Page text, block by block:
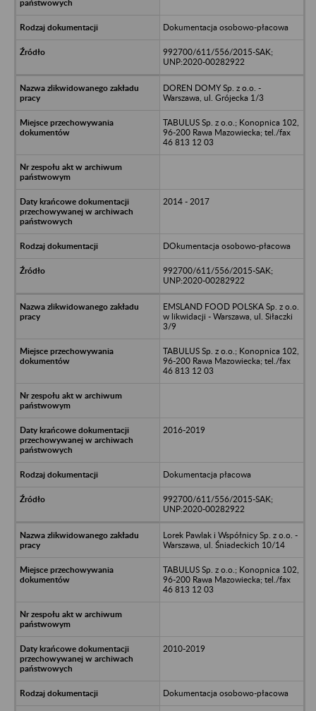
Dokumentacja osobowo-płacowa
992700/611/556/2015-SAK;
UNP:2020-00282922
DOREN DOMY Sp. z o.o. -
Warszawa, ul. Grójecka 1/3
TABULUS Sp. z o.o.; Konopnica 102,
96-200 Rawa Mazowiecka; tel./fax
46 813 12 03
2014 - 2017
DOkumentacja osobowo-płacowa
992700/611/556/2015-SAK;
UNP:2020-00282922
EMSLAND FOOD POLSKA Sp. z o.o.
w likwidacji - Warszawa, ul. Siłaczki
3/9
TABULUS Sp. z o.o.; Konopnica 102,
96-200 Rawa Mazowiecka; tel./fax
46 813 12 03
2016-2019
Dokumentacja płacowa
992700/611/556/2015-SAK;
UNP:2020-00282922
Lorek Pawlak i Współnicy Sp. z o.o. -
Warszawa, ul. Śniadeckich 10/14
TABULUS Sp. z o.o.; Konopnica 102,
96-200 Rawa Mazowiecka; tel./fax
46 813 12 03
2010-2019
Dokumentacja osobowo-płacowa